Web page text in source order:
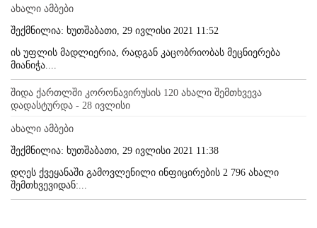
ახალი ამბები
შექმნილია: ხუთშაბათი, 29 ივლისი 2021 11:52
ის უფლის მადლიერია, რადგან კაცობრიობას მეცნიერება
მიანიჭა....
შიდა ქართლში კორონავირუსის 120 ახალი შემთხვევა
დადასტურდა - 28 ივლისი
ახალი ამბები
შექმნილია: ხუთშაბათი, 29 ივლისი 2021 11:38
დღეს ქვეყანაში გამოვლენილი ინფიცირების 2 796 ახალი
შემთხვევიდან:...